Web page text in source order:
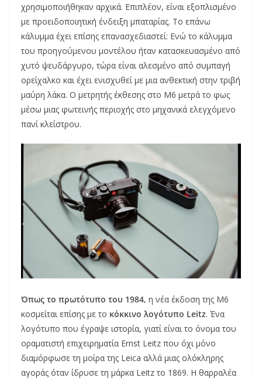
χρησιμοποιήθηκαν αρχικά. Επιπλέον, είναι εξοπλισμένο
με προειδοποιητική ένδειξη μπαταρίας. Το επάνω
κάλυμμα έχει επίσης επανασχεδιαστεί: Ενώ το κάλυμμα
του προηγούμενου μοντέλου ήταν κατασκευασμένο από
χυτό ψευδάργυρο, τώρα είναι αλεσμένο από συμπαγή
ορείχαλκο και έχει ενισχυθεί με μια ανθεκτική στην τριβή
μαύρη λάκα. Ο μετρητής έκθεσης στο M6 μετρά το φως
μέσω μιας φωτεινής περιοχής στο μηχανικά ελεγχόμενο
πανί κλείστρου.
Όπως το πρωτότυπο του 1984, η νέα έκδοση της M6
κοσμείται επίσης με το κόκκινο λογότυπο Leitz. Ένα
λογότυπο που έγραψε ιστορία, γιατί είναι το όνομα του
οραματιστή επιχειρηματία Ernst Leitz που όχι μόνο
διαμόρφωσε τη μοίρα της Leica αλλά μιας ολόκληρης
αγοράς όταν ίδρυσε τη μάρκα Leitz το 1869. Η θαρραλέα